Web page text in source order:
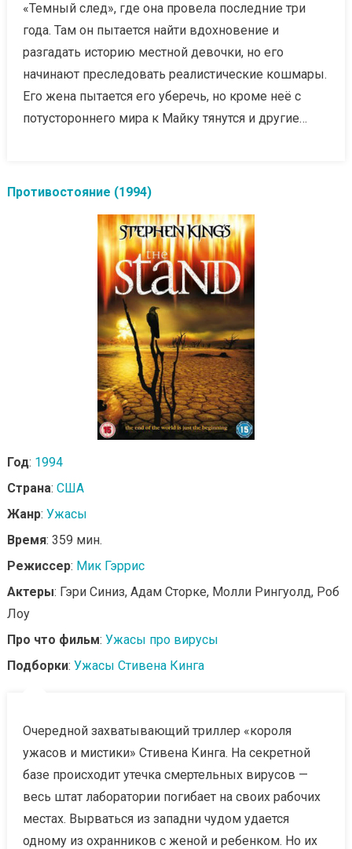
«Темный след», где она провела последние три
года. Там он пытается найти вдохновение и
разгадать историю местной девочки, но его
начинают преследовать реалистические кошмары.
Его жена пытается его уберечь, но кроме неё с
потустороннего мира к Майку тянутся и другие…
Противостояние (1994)
Год: 1994
Страна: США
Жанр: Ужасы
Время: 359 мин.
Режиссер: Мик Гэррис
Актеры: Гэри Синиз, Адам Сторке, Молли Рингуолд, Роб
Лоу
Про что фильм: Ужасы про вирусы
Подборки: Ужасы Стивена Кинга
Очередной захватывающий триллер «короля
ужасов и мистики» Стивена Кинга. На секретной
базе происходит утечка смертельных вирусов —
весь штат лаборатории погибает на своих рабочих
местах. Вырваться из западни чудом удается
одному из охранников с женой и ребенком. Но их